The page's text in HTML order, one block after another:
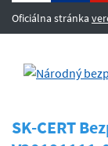
Oficiálna stránka
SK-CERT